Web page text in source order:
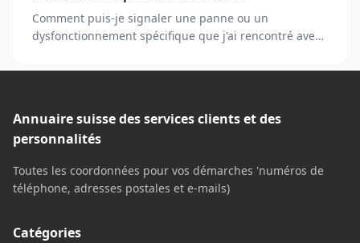
Comment puis-je signaler une panne ou un
dysfonctionnement spécifique que j'ai rencontré avec
remboursement pour un produit ESET NOD32
Annuaire suisse des services clients et des
personnalités
Toutes les coordonnées pour vos démarches 'numéros de
téléphone, adresses postales et e-mails)
Catégories